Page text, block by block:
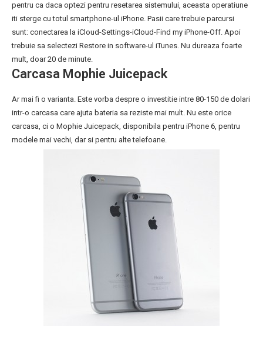
pentru ca daca optezi pentru resetarea sistemului, aceasta operatiune
iti sterge cu totul smartphone-ul iPhone. Pasii care trebuie parcursi
sunt: conectarea la iCloud-Settings-iCloud-Find my iPhone-Off. Apoi
trebuie sa selectezi Restore in software-ul iTunes. Nu dureaza foarte
mult, doar 20 de minute.
Carcasa Mophie Juicepack
Ar mai fi o varianta. Este vorba despre o investitie intre 80-150 de dolari
intr-o carcasa care ajuta bateria sa reziste mai mult. Nu este orice
carcasa, ci o Mophie Juicepack, disponibila pentru iPhone 6, pentru
modele mai vechi, dar si pentru alte telefoane.